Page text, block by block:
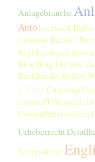
Anlagebranche
AutobaerbockBaFin
GewinneBanken-
Regulierungen
BlogBlog Die tote
Buchhandel Buffett
China Citigroup
coronaEUSkandal
CoronaPfizerstudien
Urheberrecht
Energiekrise